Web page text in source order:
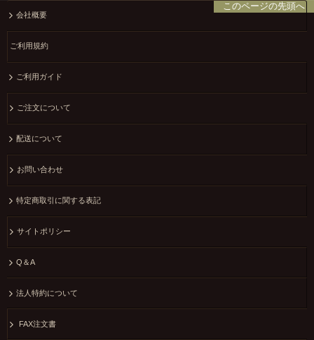
このページの先頭へ
会社概要
ご利用規約
ご利用ガイド
ご注文について
配送について
お問い合わせ
特定商取引に関する表記
サイトポリシー
Q＆A
法人特約について
FAX注文書